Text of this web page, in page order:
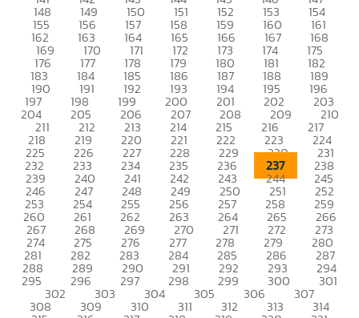
148 149 150 151 152 153 154
155 156 157 158 159 160 161
162 163 164 165 166 167 168
169 170 171 172 173 174 175
176 177 178 179 180 181 182
183 184 185 186 187 188 189
190 191 192 193 194 195 196
197 198 199 200 201 202 203
204 205 206 207 208 209 210
211 212 213 214 215 216 217
218 219 220 221 222 223 224
225 226 227 228 229 230 231
232 233 234 235 236 237 238
239 240 241 242 243 244 245
246 247 248 249 250 251 252
253 254 255 256 257 258 259
260 261 262 263 264 265 266
267 268 269 270 271 272 273
274 275 276 277 278 279 280
281 282 283 284 285 286 287
288 289 290 291 292 293 294
295 296 297 298 299 300 301
302 303 304 305 306 307
308 309 310 311 312 313 314